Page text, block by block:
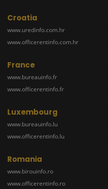
Croatia
www.uredinfo.com.hr
www.officerentinfo.com.hr
France
www.bureauinfo.fr
www.officerentinfo.fr
Luxembourg
www.bureauinfo.lu
www.officerentinfo.lu
Romania
www.birouinfo.ro
www.officerentinfo.ro